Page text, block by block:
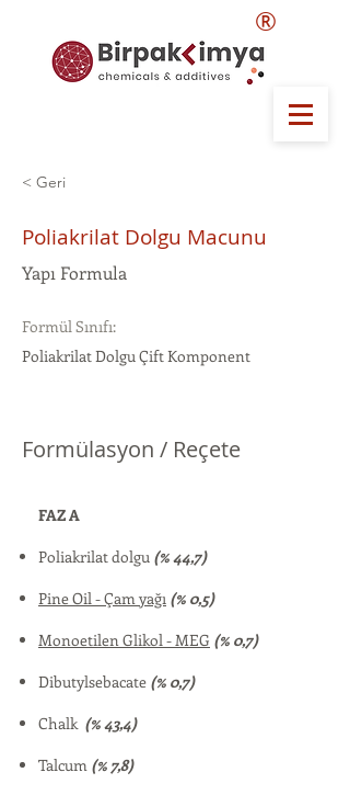
®
< Geri
Poliakrilat Dolgu Macunu
Yapı Formula
Formül Sınıfı:
Poliakrilat Dolgu Çift Komponent
Formülasyon / Reçete
FAZ A
Poliakrilat dolgu (% 44,7)
Pine Oil - Çam yağı (% 0,5)
Monoetilen Glikol - MEG (% 0,7)
Dibutylsebacate (% 0,7)
Chalk (% 43,4)
Talcum (% 7,8)